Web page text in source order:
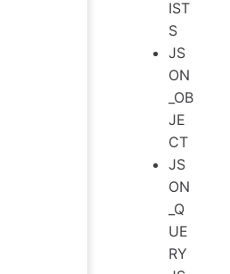
IST
S
JS
ON
_OB
JE
CT
JS
ON
_Q
UE
RY